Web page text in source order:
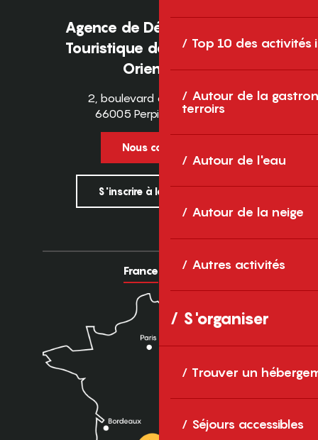
Top 10 des activités
Autour de la
terroirs
Autour de l'eau
Autour de la neige
Autres activités
S'organiser
Trouver un
Séjours accessibles
Agence de Développement
Touristique des Pyrénées-
Orientales
2, boulevard des Pyrénées
66005 Perpignan Cedex
Nous contacter
S'inscrire à la newsletter
France Europe